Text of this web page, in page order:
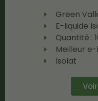
Green
E-liquide
Quantité :
Meilleur e-
Isolat